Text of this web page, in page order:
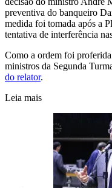
preventiva do banqueiro
medida foi tomada após a
tentativa de interferência
Como a ordem foi
ministros da Segunda
do relator.
Leia mais